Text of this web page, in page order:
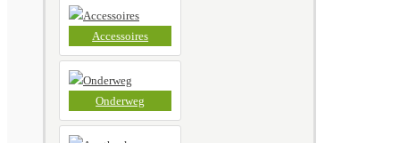
Accessoires
Onderweg